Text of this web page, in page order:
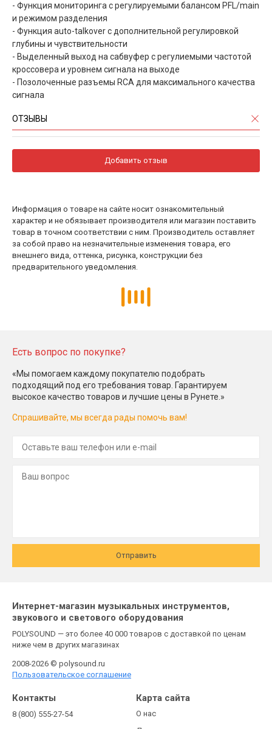
- Функция мониторинга с регулируемыми балансом PFL/main
и режимом разделения
- Функция auto-talkover с дополнительной регулировкой
глубины и чувствительности
- Выделенный выход на сабвуфер с регулиемыми частотой
кроссовера и уровнем сигнала на выходе
- Позолоченные разъемы RCA для максимального качества
сигнала
ОТЗЫВЫ
Добавить отзыв
Информация о товаре на сайте носит ознакомительный
характер и не обязывает производителя или магазин поставить
товар в точном соответствии с ним. Производитель оставляет
за собой право на незначительные изменения товара, его
внешнего вида, оттенка, рисунка, конструкции без
предварительного уведомления.
Есть вопрос по покупке?
«Мы помогаем каждому покупателю подобрать
подходящий под его требования товар. Гарантируем
высокое качество товаров и лучшие цены в Рунете.»
Спрашивайте, мы всегда рады помочь вам!
Отправить
Интернет-магазин музыкальных инструментов,
звукового и светового оборудования
POLYSOUND — это более 40 000 товаров с доставкой по ценам
ниже чем в других магазинах
2008-2026 © polysound.ru
Пользовательское соглашение
Контакты
8 (800) 555-27-54
Карта сайта
О нас